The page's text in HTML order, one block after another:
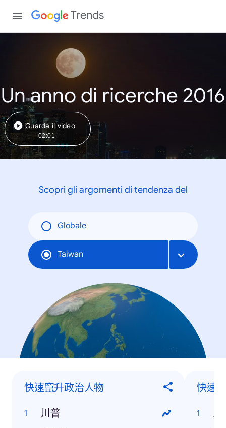
Trends
Un anno di ricerche 2016
Guarda il video
02:01
Scopri gli argomenti di tendenza del
Globale
Taiwan
快速竄升政治人物
川普
快速